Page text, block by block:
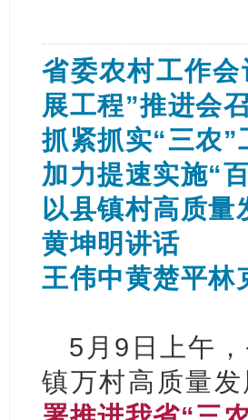
省委农村工作
展工程”推进会
抓紧抓实“三农”
加力提速实施“
以县镇村高质量
黄坤明讲话
王伟中黄楚平林
5月9日上午
镇万村高质量